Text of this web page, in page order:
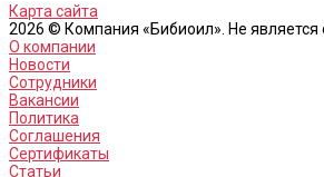
Карта сайта
2026 © Компания «Бибиоил». Не является
О компании
Новости
Сотрудники
Вакансии
Политика
Соглашения
Сертификаты
Статьи